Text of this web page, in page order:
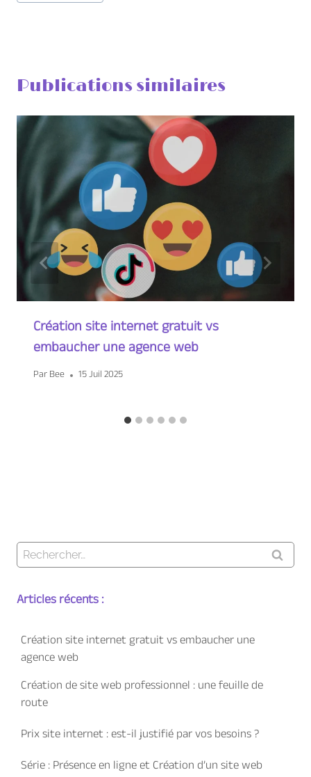
publication :
Publications similaires
Création site internet gratuit vs
embaucher une agence web
ParBee 15 Juil 2025
Rechercher :
Articles récents :
Création site internet gratuit vs embaucher une
agence web
Création de site web professionnel : une feuille de
route
Prix site internet : est-il justifié par vos besoins ?
Série : Présence en ligne et Création d’un site web